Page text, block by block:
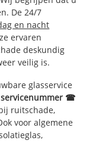
De 24/7
en nacht
ervaren
deskundig
veilig is.
glasservice
servicenummer ☎
ruitschade,
voor algemene